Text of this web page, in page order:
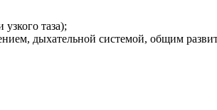
таза);
дыхательной системой, общим